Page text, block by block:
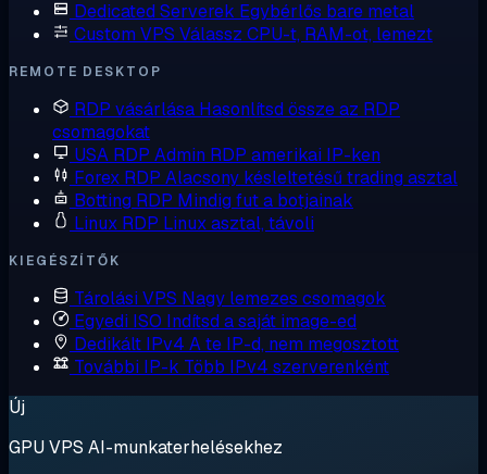
Dedicated Serverek Egybérlős bare metal
Custom VPS Válassz CPU-t, RAM-ot, lemezt
REMOTE DESKTOP
RDP vásárlása Hasonlítsd össze az RDP
csomagokat
USA RDP Admin RDP amerikai IP-ken
Forex RDP Alacsony késleltetésű trading asztal
Botting RDP Mindig fut a botjainak
Linux RDP Linux asztal, távoli
KIEGÉSZÍTŐK
Tárolási VPS Nagy lemezes csomagok
Egyedi ISO Indítsd a saját image-ed
Dedikált IPv4 A te IP-d, nem megosztott
További IP-k Több IPv4 szerverenként
Új
GPU VPS AI-munkaterhelésekhez